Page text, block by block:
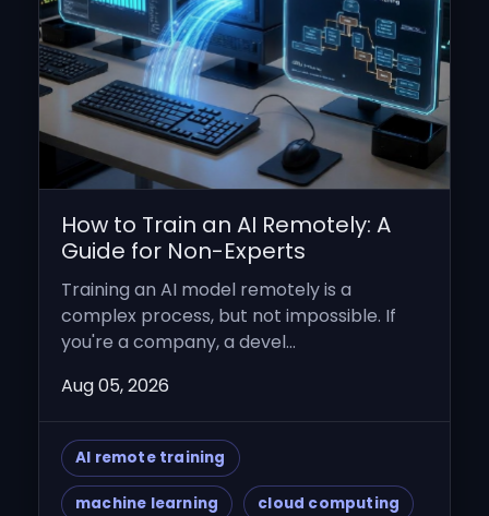
How to Train an AI Remotely: A
Guide for Non-Experts
Training an AI model remotely is a
complex process, but not impossible. If
you're a company, a devel...
Aug 05, 2026
AI remote training
machine learning cloud computing